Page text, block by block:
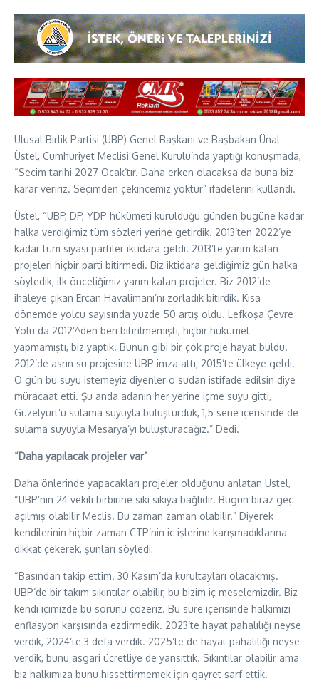
Ulusal Birlik Partisi (UBP) Genel Başkanı ve Başbakan Ünal
Üstel, Cumhuriyet Meclisi Genel Kurulu’nda yaptığı konuşmada,
“Seçim tarihi 2027 Ocak’tır. Daha erken olacaksa da buna biz
karar veririz. Seçimden çekincemiz yoktur” ifadelerini kullandı.
Üstel, “UBP, DP, YDP hükümeti kurulduğu günden bugüne kadar
halka verdiğimiz tüm sözleri yerine getirdik. 2013’ten 2022’ye
kadar tüm siyasi partiler iktidara geldi. 2013’te yarım kalan
projeleri hiçbir parti bitirmedi. Biz iktidara geldiğimiz gün halka
söyledik, ilk önceliğimiz yarım kalan projeler. Biz 2012’de
ihaleye çıkan Ercan Havalimanı’nı zorladık bitirdik. Kısa
dönemde yolcu sayısında yüzde 50 artış oldu. Lefkoşa Çevre
Yolu da 2012’^den beri bitirilmemişti, hiçbir hükümet
yapmamıştı, biz yaptık. Bunun gibi bir çok proje hayat buldu.
2012’de asrın su projesine UBP imza attı, 2015’te ülkeye geldi.
O gün bu suyu istemeyiz diyenler o sudan istifade edilsin diye
müracaat etti. Şu anda adanın her yerine içme suyu gitti,
Güzelyurt’u sulama suyuyla buluşturduk, 1,5 sene içerisinde de
sulama suyuyla Mesarya’yı buluşturacağız.” Dedi.
“Daha yapılacak projeler var”
Daha önlerinde yapacakları projeler olduğunu anlatan Üstel,
“UBP’nin 24 vekili birbirine sıkı sıkıya bağlıdır. Bugün biraz geç
açılmış olabilir Meclis. Bu zaman zaman olabilir.” Diyerek
kendilerinin hiçbir zaman CTP’nin iç işlerine karışmadıklarına
dikkat çekerek, şunları söyledi:
“Basından takip ettim. 30 Kasım’da kurultayları olacakmış.
UBP’de bir takım sıkıntılar olabilir, bu bizim iç meselemizdir. Biz
kendi içimizde bu sorunu çözeriz. Bu süre içerisinde halkımızı
enflasyon karşısında ezdirmedik. 2023’te hayat pahalılığı neyse
verdik, 2024’te 3 defa verdik. 2025’te de hayat pahalılığı neyse
verdik, bunu asgari ücretliye de yansıttık. Sıkıntılar olabilir ama
biz halkımıza bunu hissettirmemek için gayret sarf ettik.